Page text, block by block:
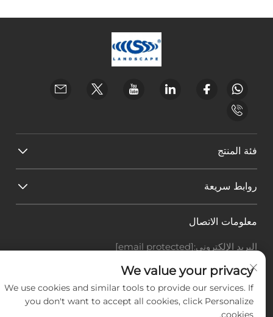
فئة المنتج
روابط سريعة
معلومات الاتصال
البريد الإلكتروني:[email protected]
هاتف:
Office add : غرفة 414، رقم 125، طريق هوانغيوان، منطقة
باييون، مدينة قوانغتشو، مقاطعة قوانغدونغ
We value your privacy
We use cookies and similar tools to provide our services. If
you don't want to accept all cookies, click Personalize
cookies.